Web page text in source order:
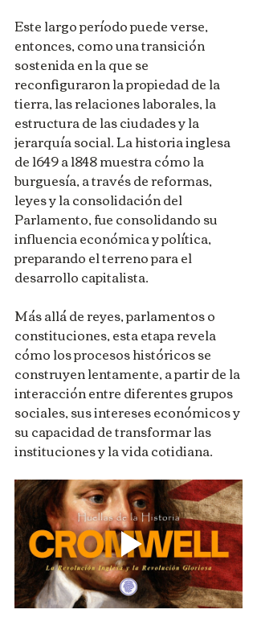
Este largo período puede verse,
entonces, como una transición
sostenida en la que se
reconfiguraron la propiedad de la
tierra, las relaciones laborales, la
estructura de las ciudades y la
jerarquía social. La historia inglesa
de 1649 a 1848 muestra cómo la
burguesía, a través de reformas,
leyes y la consolidación del
Parlamento, fue consolidando su
influencia económica y política,
preparando el terreno para el
desarrollo capitalista.
Más allá de reyes, parlamentos o
constituciones, esta etapa revela
cómo los procesos históricos se
construyen lentamente, a partir de la
interacción entre diferentes grupos
sociales, sus intereses económicos y
su capacidad de transformar las
instituciones y la vida cotidiana.